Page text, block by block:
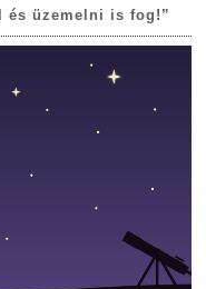
és üzemelni is fog!”